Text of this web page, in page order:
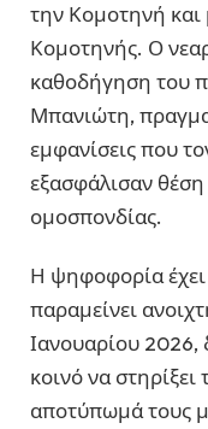
την Κομοτηνή
Κομοτηνής. Ο
καθοδήγηση του
Μπανιώτη,
εμφανίσεις που
εξασφάλισαν
ομοσπονδίας.
Η ψηφοφορία έχει
παραμείνει
Ιανουαρίου 2026,
κοινό να
αποτύπωμά τους